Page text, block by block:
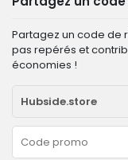
Partagez un code de
pas repérés et
économies !